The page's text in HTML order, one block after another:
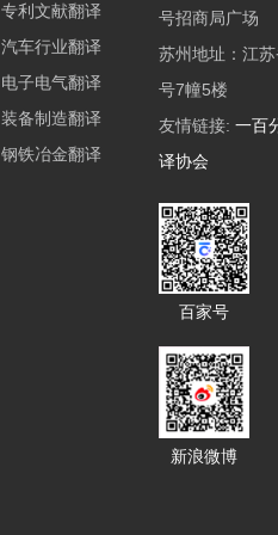
专利文献翻译
汽车行业翻译
电子电气翻译
装备制造翻译
钢铁冶金翻译
号招商局广场
苏州地址：江
号7幢5楼
友情链接: 一百
译协会
百家号
新浪微博